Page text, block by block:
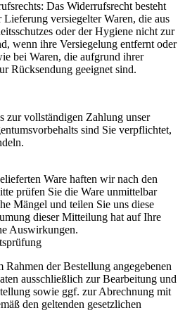
Das Widerrufsrecht besteht
versiegelter Waren, die aus
oder der Hygiene nicht zur
wenn ihre Versiegelung entfernt oder
bei Waren, die aufgrund ihrer
Rücksendung geeignet sind.
zur vollständigen Zahlung unser
sind Sie verpflichtet,
Ware haften wir nach den
prüfen Sie die Ware unmittelbar
Mängel und teilen Sie uns diese
dieser Mitteilung hat auf Ihre
Auswirkungen.
der Bestellung angegebenen
ausschließlich zur Bearbeitung und
sowie ggf. zur Abrechnung mit
den geltenden gesetzlichen